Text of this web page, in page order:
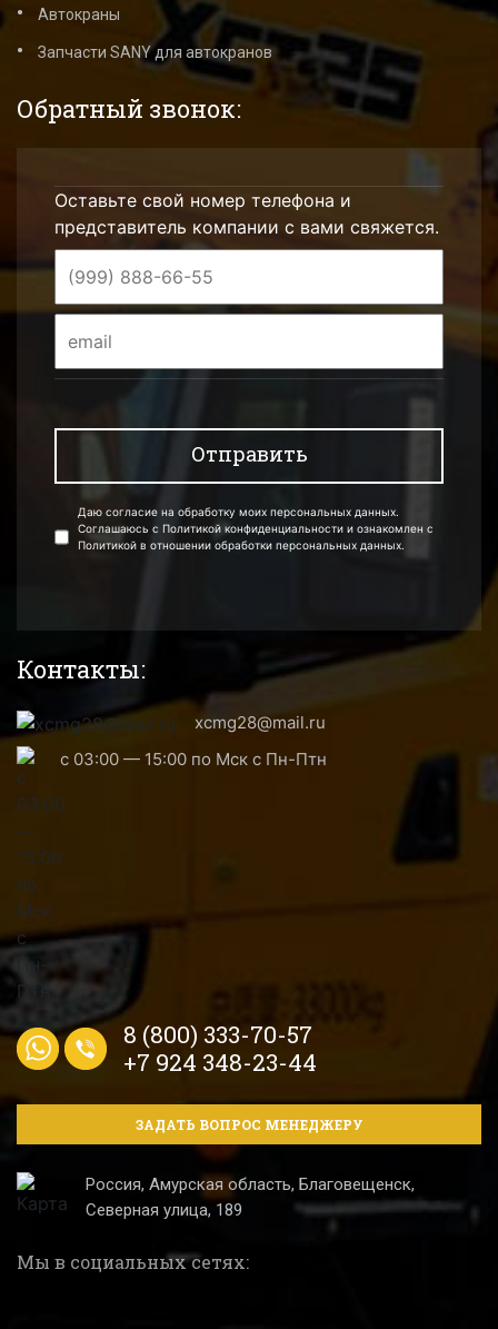
Автокраны
Запчасти SANY для автокранов
Обратный звонок:
Оставьте свой номер телефона и
представитель компании с вами свяжется.
Даю согласие на обработку моих персональных данных.
Соглашаюсь с Политикой конфиденциальности и ознакомлен с
Политикой в отношении обработки персональных данных.
Контакты:
xcmg28@mail.ru
с 03:00 — 15:00 по Мск с Пн-Птн
8 (800) 333-70-57
+7 924 348-23-44
ЗАДАТЬ ВОПРОС МЕНЕДЖЕРУ
Россия, Амурская область, Благовещенск,
Северная улица, 189
Мы в социальных сетях: